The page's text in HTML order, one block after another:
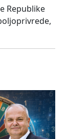
Republike